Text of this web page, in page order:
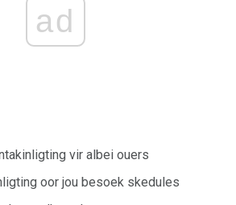
ad
vir albei ouers
oor jou besoek skedules